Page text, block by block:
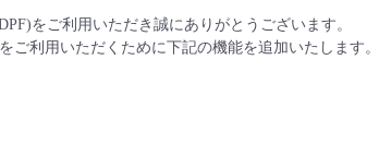
をご利用いただき誠にありがとうございます。
ご利用いただくために下記の機能を追加いたします。